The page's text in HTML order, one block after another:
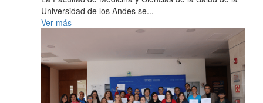
Universidad de los Andes se...
Ver más